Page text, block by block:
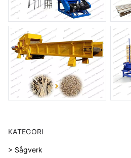
KATEGORI
> Sågverk